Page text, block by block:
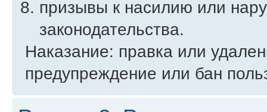
призывы к насилию или
законодательства.
Наказание: правка или
предупреждение или бан